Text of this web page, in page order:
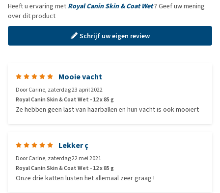
Heeft u ervaring met Royal Canin Skin & Coat Wet? Geef uw mening
over dit product
Schrijf uw eigen review
Mooie vacht
DoorCarine, zaterdag 23 april 2022
Royal Canin Skin & Coat Wet - 12 x 85 g
Ze hebben geen last van haarballen en hun vacht is ook mooiert
Lekker ç
DoorCarine, zaterdag 22 mei 2021
Royal Canin Skin & Coat Wet - 12 x 85 g
Onze drie katten lusten het allemaal zeer graag !